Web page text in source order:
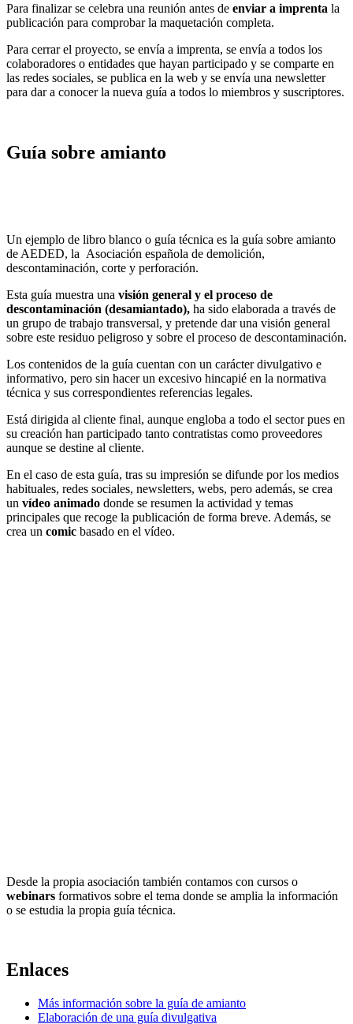
Para finalizar se celebra una reunión antes de enviar a imprenta la
publicación para comprobar la maquetación completa.
Para cerrar el proyecto, se envía a imprenta, se envía a todos los
colaboradores o entidades que hayan participado y se comparte en
las redes sociales, se publica en la web y se envía una newsletter
para dar a conocer la nueva guía a todos lo miembros y suscriptores.
Guía sobre amianto
Un ejemplo de libro blanco o guía técnica es la guía sobre amianto
de AEDED, la Asociación española de demolición,
descontaminación, corte y perforación.
Esta guía muestra una visión general y el proceso de
descontaminación (desamiantado), ha sido elaborada a través de
un grupo de trabajo transversal, y pretende dar una visión general
sobre este residuo peligroso y sobre el proceso de descontaminación.
Los contenidos de la guía cuentan con un carácter divulgativo e
informativo, pero sin hacer un excesivo hincapié en la normativa
técnica y sus correspondientes referencias legales.
Está dirigida al cliente final, aunque engloba a todo el sector pues en
su creación han participado tanto contratistas como proveedores
aunque se destine al cliente.
En el caso de esta guía, tras su impresión se difunde por los medios
habituales, redes sociales, newsletters, webs, pero además, se crea
un vídeo animado donde se resumen la actividad y temas
principales que recoge la publicación de forma breve. Además, se
crea un comic basado en el vídeo.
Desde la propia asociación también contamos con cursos o
webinars formativos sobre el tema donde se amplia la información
o se estudia la propia guía técnica.
Enlaces
Más información sobre la guía de amianto
Elaboración de una guía divulgativa